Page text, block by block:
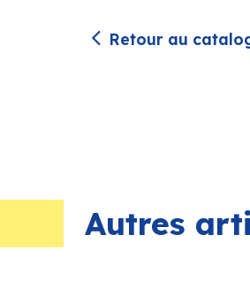
Retour au
Autres